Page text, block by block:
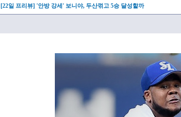
[22일 프리뷰] '안방 강세' 보니야, 두산꺾고 5승 달성할까